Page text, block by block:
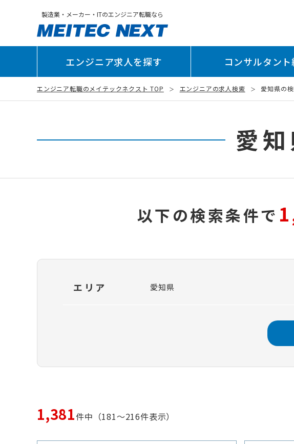
製造業・メーカー・ITのエンジニア転職なら
エンジニア求人を探す コンサルタン
エンジニア転職のメイテックネクスト TOP エンジニアの求人検索 愛知県の
愛
以下の検索条件で
エリア 愛知県
1,381件中（181～216件表示）